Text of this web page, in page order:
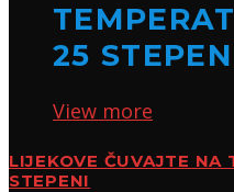
25
View more
LIJEKOVE ČUVAJTE NA
STEPENI